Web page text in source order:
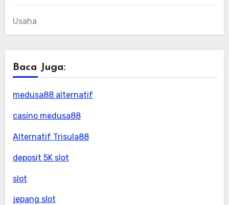
Usaha
Baca Juga:
medusa88 alternatif
casino medusa88
Alternatif Trisula88
deposit 5K slot
slot
jepang slot